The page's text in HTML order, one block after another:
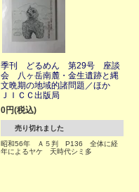
季刊 どるめん 第29号 座談
会 八ヶ岳南麓・金生遺跡と縄
文晩期の地域的諸問題／ほか
ＪＩＣＣ出版局
0円(税込)
売り切れました
昭和56年 Ａ５判 P136 全体に経
年によるヤケ 天時代シミ多